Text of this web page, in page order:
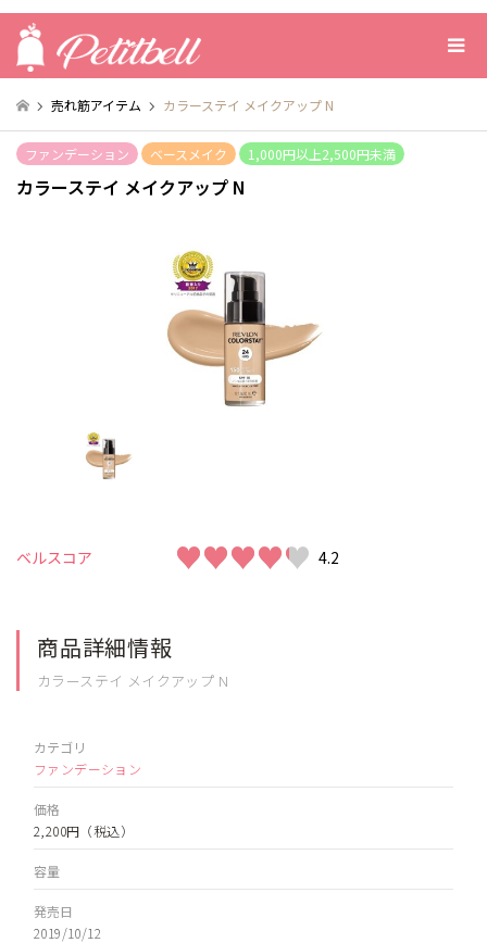
売れ筋アイテム カラーステイ メイクアップ N
ファンデーション ベースメイク 1,000円以上2,500円未満
カラーステイ メイクアップ N
ベルスコア ♥♥♥♥♥
♥♥♥♥♥ 4.2
商品詳細情報
カラーステイ メイクアップ N
カテゴリ
ファンデーション
価格
2,200円 （税込）
容量
発売日
2019/10/12